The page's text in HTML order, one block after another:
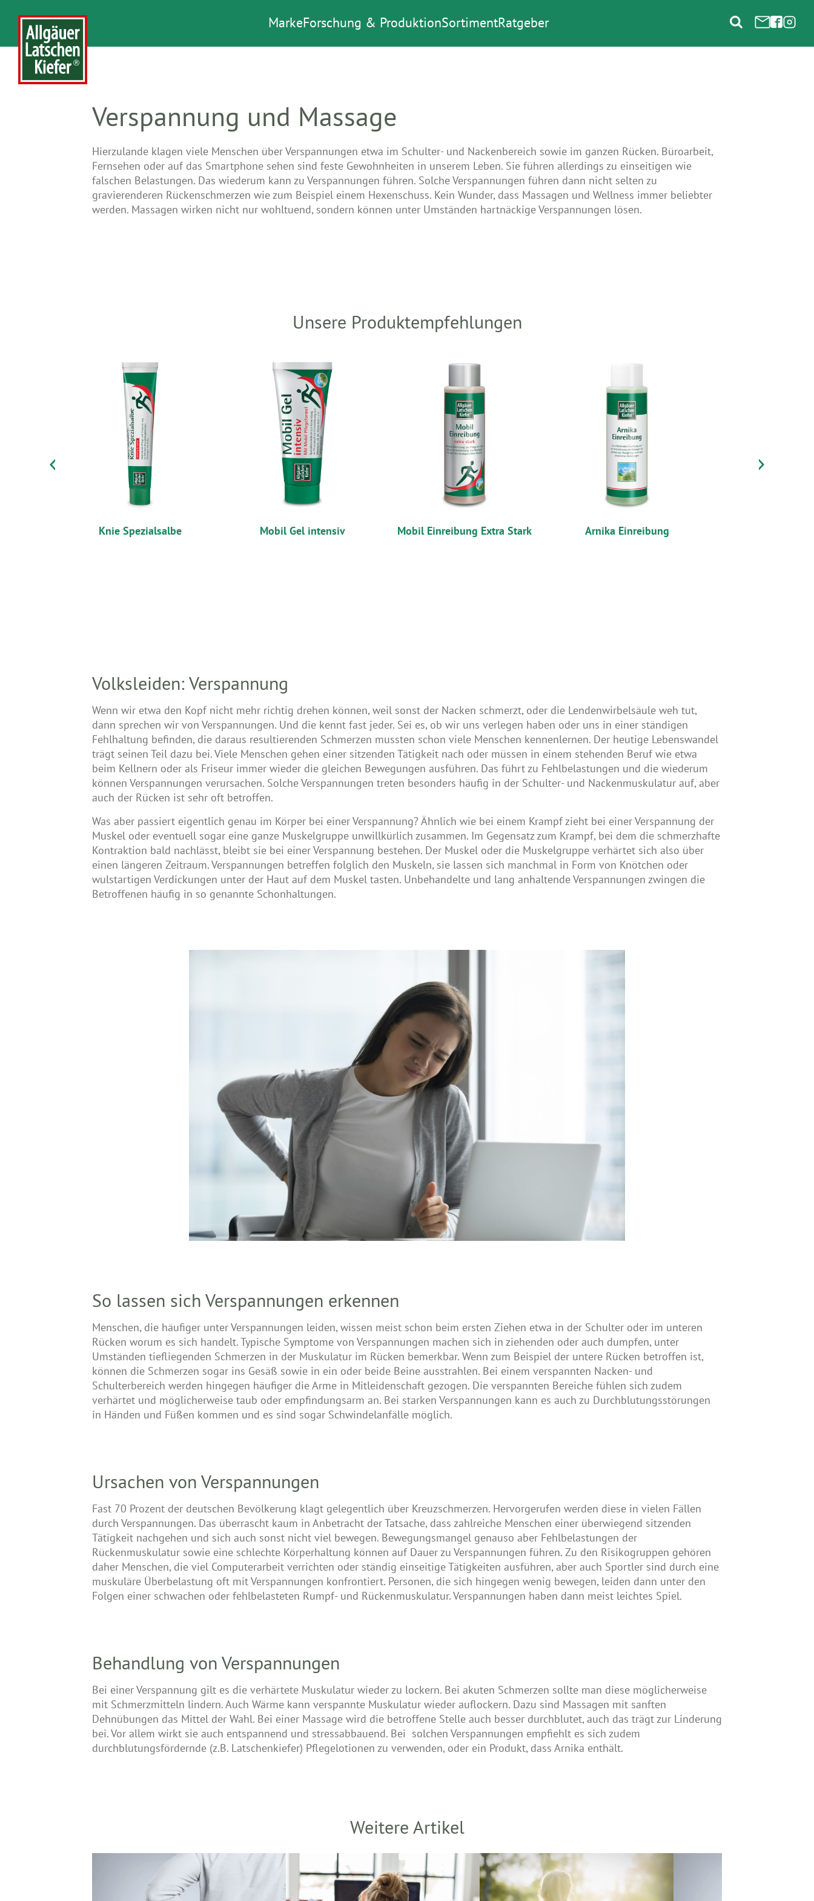
MarkeForschung & ProduktionSortimentRatgeber
Verspannung und Massage
Hierzulande klagen viele Menschen über Verspannungen etwa im Schulter- und Nackenbereich sowie im ganzen Rücken. Büroarbeit,
Fernsehen oder auf das Smartphone sehen sind feste Gewohnheiten in unserem Leben. Sie führen allerdings zu einseitigen wie
falschen Belastungen. Das wiederum kann zu Verspannungen führen. Solche Verspannungen führen dann nicht selten zu
gravierenderen Rückenschmerzen wie zum Beispiel einem Hexenschuss. Kein Wunder, dass Massagen und Wellness immer beliebter
werden. Massagen wirken nicht nur wohltuend, sondern können unter Umständen hartnäckige Verspannungen lösen.
Unsere Produktempfehlungen
Previous
Knie Spezialsalbe Mobil Gel intensiv Mobil Einreibung Extra Stark Arnika Einreibung
Next
Volksleiden: Verspannung
Wenn wir etwa den Kopf nicht mehr richtig drehen können, weil sonst der Nacken schmerzt, oder die Lendenwirbelsäule weh tut,
dann sprechen wir von Verspannungen. Und die kennt fast jeder. Sei es, ob wir uns verlegen haben oder uns in einer ständigen
Fehlhaltung befinden, die daraus resultierenden Schmerzen mussten schon viele Menschen kennenlernen. Der heutige Lebenswandel
trägt seinen Teil dazu bei. Viele Menschen gehen einer sitzenden Tätigkeit nach oder müssen in einem stehenden Beruf wie etwa
beim Kellnern oder als Friseur immer wieder die gleichen Bewegungen ausführen. Das führt zu Fehlbelastungen und die wiederum
können Verspannungen verursachen. Solche Verspannungen treten besonders häufig in der Schulter- und Nackenmuskulatur auf, aber
auch der Rücken ist sehr oft betroffen.
Was aber passiert eigentlich genau im Körper bei einer Verspannung? Ähnlich wie bei einem Krampf zieht bei einer Verspannung der
Muskel oder eventuell sogar eine ganze Muskelgruppe unwillkürlich zusammen. Im Gegensatz zum Krampf, bei dem die schmerzhafte
Kontraktion bald nachlässt, bleibt sie bei einer Verspannung bestehen. Der Muskel oder die Muskelgruppe verhärtet sich also über
einen längeren Zeitraum. Verspannungen betreffen folglich den Muskeln, sie lassen sich manchmal in Form von Knötchen oder
wulstartigen Verdickungen unter der Haut auf dem Muskel tasten. Unbehandelte und lang anhaltende Verspannungen zwingen die
Betroffenen häufig in so genannte Schonhaltungen.
So lassen sich Verspannungen erkennen
Menschen, die häufiger unter Verspannungen leiden, wissen meist schon beim ersten Ziehen etwa in der Schulter oder im unteren
Rücken worum es sich handelt. Typische Symptome von Verspannungen machen sich in ziehenden oder auch dumpfen, unter
Umständen tiefliegenden Schmerzen in der Muskulatur im Rücken bemerkbar. Wenn zum Beispiel der untere Rücken betroffen ist,
können die Schmerzen sogar ins Gesäß sowie in ein oder beide Beine ausstrahlen. Bei einem verspannten Nacken- und
Schulterbereich werden hingegen häufiger die Arme in Mitleidenschaft gezogen. Die verspannten Bereiche fühlen sich zudem
verhärtet und möglicherweise taub oder empfindungsarm an. Bei starken Verspannungen kann es auch zu Durchblutungsstörungen
in Händen und Füßen kommen und es sind sogar Schwindelanfälle möglich.
Ursachen von Verspannungen
Fast 70 Prozent der deutschen Bevölkerung klagt gelegentlich über Kreuzschmerzen. Hervorgerufen werden diese in vielen Fällen
durch Verspannungen. Das überrascht kaum in Anbetracht der Tatsache, dass zahlreiche Menschen einer überwiegend sitzenden
Tätigkeit nachgehen und sich auch sonst nicht viel bewegen. Bewegungsmangel genauso aber Fehlbelastungen der
Rückenmuskulatur sowie eine schlechte Körperhaltung können auf Dauer zu Verspannungen führen. Zu den Risikogruppen gehören
daher Menschen, die viel Computerarbeit verrichten oder ständig einseitige Tätigkeiten ausführen, aber auch Sportler sind durch eine
muskuläre Überbelastung oft mit Verspannungen konfrontiert. Personen, die sich hingegen wenig bewegen, leiden dann unter den
Folgen einer schwachen oder fehlbelasteten Rumpf- und Rückenmuskulatur. Verspannungen haben dann meist leichtes Spiel.
Behandlung von Verspannungen
Bei einer Verspannung gilt es die verhärtete Muskulatur wieder zu lockern. Bei akuten Schmerzen sollte man diese möglicherweise
mit Schmerzmitteln lindern. Auch Wärme kann verspannte Muskulatur wieder auflockern. Dazu sind Massagen mit sanften
Dehnübungen das Mittel der Wahl. Bei einer Massage wird die betroffene Stelle auch besser durchblutet, auch das trägt zur Linderung
bei. Vor allem wirkt sie auch entspannend und stressabbauend. Bei solchen Verspannungen empfiehlt es sich zudem
durchblutungsfördernde (z.B. Latschenkiefer) Pflegelotionen zu verwenden, oder ein Produkt, dass Arnika enthält.
Weitere Artikel